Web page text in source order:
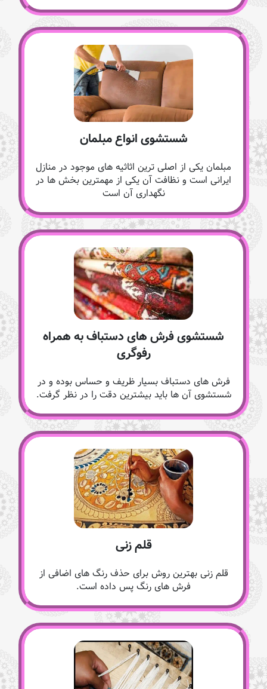
شستشوی انواع مبلمان
مبلمان یکی از اصلی ترین اثاثیه های موجود در منازل
ایرانی است و نظافت آن یکی از مهمترین بخش ها در
نگهداری آن است
شستشوی فرش های دستباف به همراه
رفوگری
فرش های دستباف بسیار ظریف و حساس بوده و در
شستشوی آن ها باید بیشترین دقت را در نظر گرفت.
قلم زنی
قلم زنی بهترین روش برای حذف رنگ های اضافی از
فرش های رنگ پس داده است.